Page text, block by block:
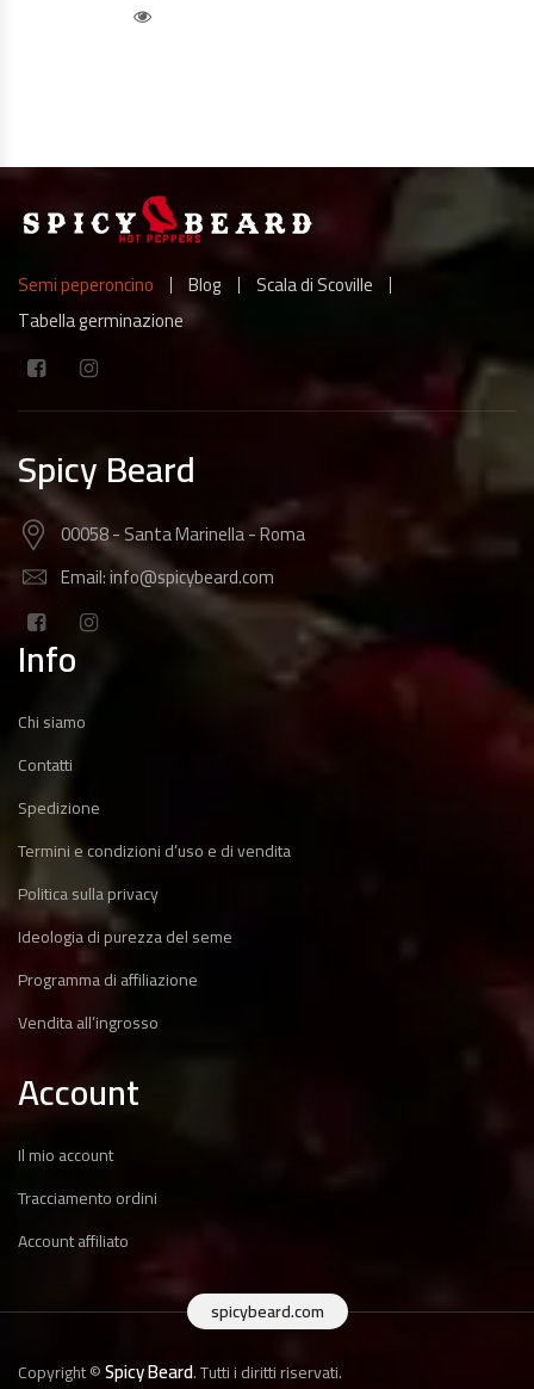
Semi peperoncino Blog
Scala di Scoville
Tabella germinazione
Spicy Beard
00058 - Santa Marinella - Roma
Email: info@spicybeard.com
Info
Chi siamo
Contatti
Spedizione
Termini e condizioni d’uso e di vendita
Politica sulla privacy
Ideologia di purezza del seme
Programma di affiliazione
Vendita all’ingrosso
Account
Il mio account
Tracciamento ordini
Account affiliato
spicybeard.com
Copyright ©Spicy Beard. Tutti i diritti riservati.